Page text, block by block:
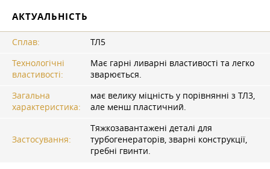
АКТУАЛЬНІСТЬ
Сплав:
ТЛ5
Технологічні
властивості:
Має гарні ливарні властивості та легко
зварюється.
Загальна
характеристика:
має велику міцність у порівнянні з ТЛ3,
але менш пластичний.
Застосування:
Тяжкозавантажені деталі для
турбогенераторів, зварні конструкції,
гребні гвинти.